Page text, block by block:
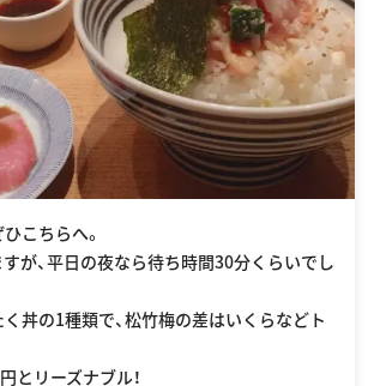
こちらへ。
が、平日の夜なら待ち時間30分くらいでし
丼の1種類で、松竹梅の差はいくらなどト
とリーズナブル！